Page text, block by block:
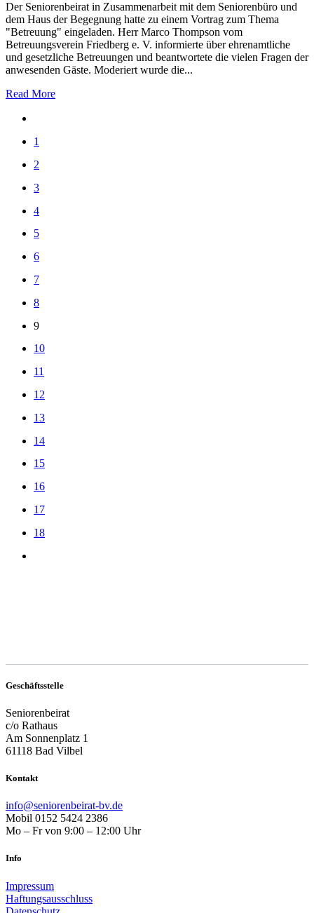
Der Seniorenbeirat in Zusammenarbeit mit dem Seniorenbüro und
dem Haus der Begeg­nung hatte zu einem Vortrag zum Thema
"Betreuung" eingeladen. Herr Marco Thompson vom
Betreuungsverein Friedberg e. V. informierte über ehrenamtliche
und gesetzliche Betreuungen und beantwortete die vielen Fragen der
anwesenden Gäste. Moderiert wurde die...
Read More
1
2
3
4
5
6
7
8
9
10
11
12
13
14
15
16
17
18
Geschäftsstelle
Seniorenbeirat
c/o Rathaus
Am Sonnenplatz 1
61118 Bad Vilbel
Kontakt
info@seniorenbeirat-bv.de
Mobil 0152 5424 2386
Mo – Fr von 9:00 – 12:00 Uhr
Info
Impressum
Haftungsausschluss